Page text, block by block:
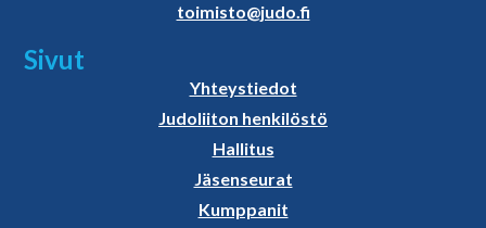
toimisto@judo.fi
Sivut
Yhteystiedot
Judoliiton henkilöstö
Hallitus
Jäsenseurat
Kumppanit